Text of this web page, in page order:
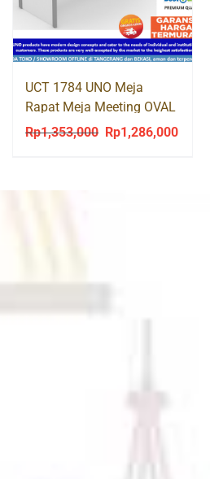
UCT 1784 UNO Meja
Rapat Meja Meeting OVAL
Rp1,353,000
Original
Rp1,286,000Current